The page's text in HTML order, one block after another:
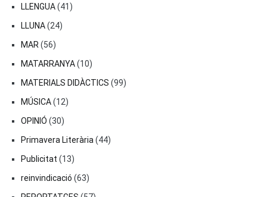
LLENGUA(41)
LLUNA(24)
MAR (56)
MATARRANYA(10)
MATERIALS DIDÀCTICS (99)
MÚSICA(12)
OPINIÓ (30)
Primavera Literària (44)
Publicitat (13)
reinvindicació (63)